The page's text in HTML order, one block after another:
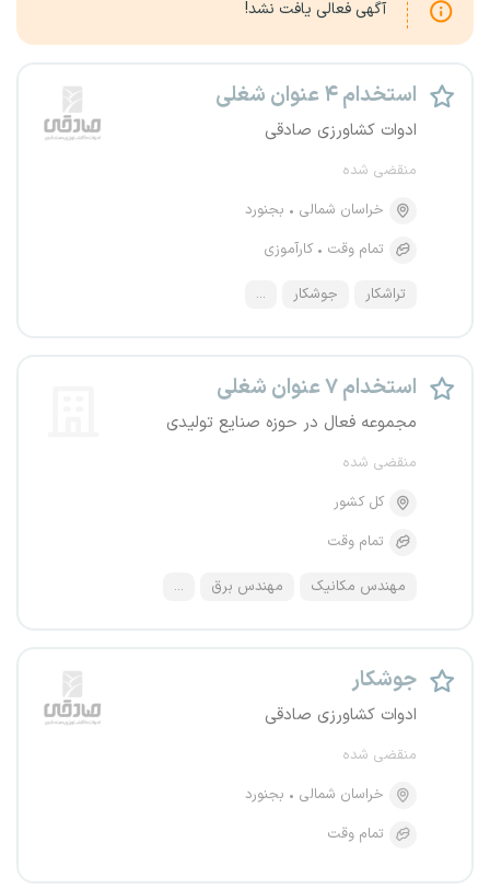
آگهی فعالی یافت نشد!
استخدام ۴ عنوان شغلی
ادوات کشاورزی صادقی
منقضی شده
خراسان شمالی
بجنورد
تمام وقت
کارآموزی
تراشکار جوشکار ...
استخدام ۷ عنوان شغلی
مجموعه فعال در حوزه صنایع تولیدی
منقضی شده
کل کشور
تمام وقت
مهندس مکانیک مهندس برق ...
جوشکار
ادوات کشاورزی صادقی
منقضی شده
خراسان شمالی
بجنورد
تمام وقت